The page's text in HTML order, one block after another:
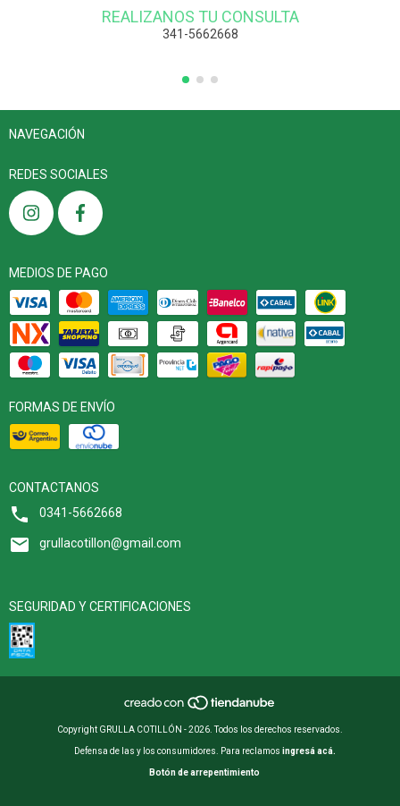
REALIZANOS TU CONSULTA
341-5662668
NAVEGACIÓN
REDES SOCIALES
MEDIOS DE PAGO
FORMAS DE ENVÍO
CONTACTANOS
0341-5662668
grullacotillon@gmail.com
SEGURIDAD Y CERTIFICACIONES
Copyright GRULLA COTILLÓN - 2026. Todos los derechos reservados.
Defensa de las y los consumidores. Para reclamos ingresá acá.
Botón de arrepentimiento